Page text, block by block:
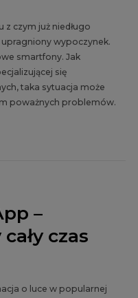
z czym już niedługo
wypoczynek.
smartfony. Jak
się
taka sytuacja może
poważnych problemów.
–
czas
o luce w popularnej